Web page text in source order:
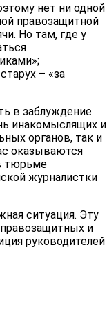
нет ни одной
правозащитной
Но там, где у
– «за
в заблуждение
инакомыслящих и
органов, так и
оказываются
тюрьме
журналистки
ситуация. Эту
и
руководителей